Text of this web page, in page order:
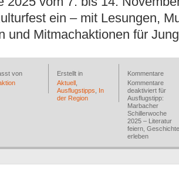
ein – mit Lesungen,
und Mitmachaktionen für
von
Erstellt in
Aktuell
Ausflugstipps
In
der Region
Kommentare
Kommentare
deaktiviert für
Ausflugstipp:
Marbacher
Schillerwoche
2025 – Literatur
feiern, Geschichte
erleben